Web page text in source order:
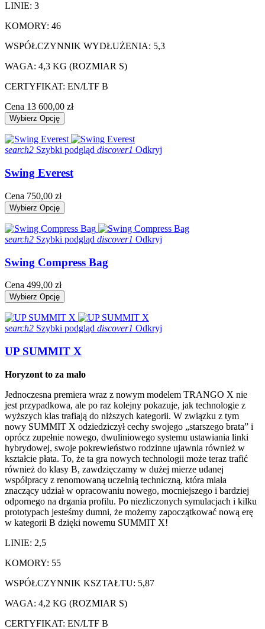
LINIE: 3
KOMORY: 46
WSPÓŁCZYNNIK WYDŁUŻENIA: 5,3
WAGA: 4,3 KG (ROZMIAR S)
CERTYFIKAT: EN/LTF B
Cena 13 600,00 zł
Wybierz Opcję
search2 Szybki podgląd discover1 Odkryj
Swing Everest
Cena 750,00 zł
Wybierz Opcję
search2 Szybki podgląd discover1 Odkryj
Swing Compress Bag
Cena 499,00 zł
Wybierz Opcję
search2 Szybki podgląd discover1 Odkryj
UP SUMMIT X
Horyzont to za mało
Jednoczesna premiera wraz z nowym modelem TRANGO X nie
jest przypadkowa, ale po raz kolejny pokazuje, jak technologie z
wyższych klas trafiają do niższych kategorii. W związku z tym
nowy SUMMIT X odziedziczył cechy swojego „starszego brata” i
oprócz zupełnie nowego, dwuliniowego systemu ustawiania linki
hybrydowej, swoje pokrewieństwo rodzinne ujawnia również w
kształcie płata. To, że ta gra nowych technologii może teraz trafić
również do klasy B, zawdzięczamy w dużej mierze udanej
współpracy z renomowaną uczelnią techniczną, która miała
znaczący udział w opracowaniu nowego, mocniejszego i bardziej
odpornego na drgania profilu. Po niezliczonych symulacjach i kilku
prototypach jesteśmy dumni, że możemy zapoczątkować nową erę
w kategorii B dzięki nowemu SUMMIT X!
LINIE: 2,5
KOMORY: 55
WSPÓŁCZYNNIK KSZTAŁTU: 5,87
WAGA: 4,2 KG (ROZMIAR S)
CERTYFIKAT: EN/LTF B